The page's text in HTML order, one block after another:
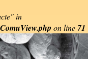
in
on line 71